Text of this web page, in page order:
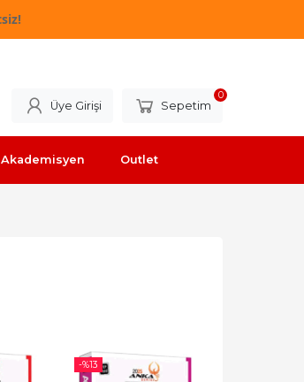
Üye Girişi Sepetim
0
Akademisyen Outlet
-%13